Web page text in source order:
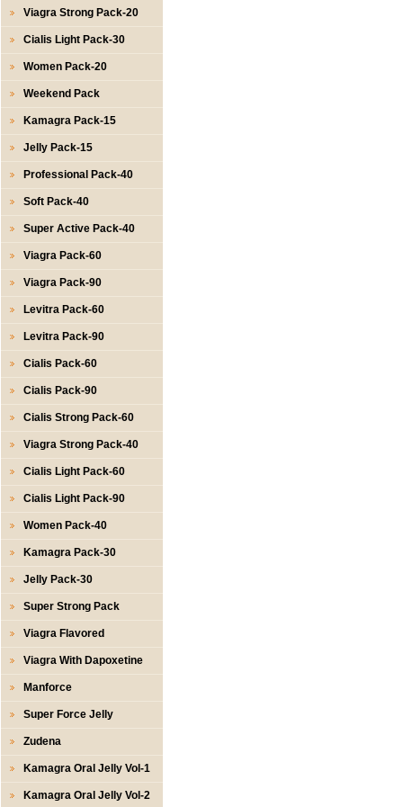
Viagra Strong Pack-20
Cialis Light Pack-30
Women Pack-20
Weekend Pack
Kamagra Pack-15
Jelly Pack-15
Professional Pack-40
Soft Pack-40
Super Active Pack-40
Viagra Pack-60
Viagra Pack-90
Levitra Pack-60
Levitra Pack-90
Cialis Pack-60
Cialis Pack-90
Cialis Strong Pack-60
Viagra Strong Pack-40
Cialis Light Pack-60
Cialis Light Pack-90
Women Pack-40
Kamagra Pack-30
Jelly Pack-30
Super Strong Pack
Viagra Flavored
Viagra With Dapoxetine
Manforce
Super Force Jelly
Zudena
Kamagra Oral Jelly Vol-1
Kamagra Oral Jelly Vol-2